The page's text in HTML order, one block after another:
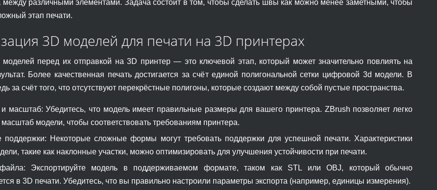
между различными элементами. Задача состоит в том, чтобы сделать швы как можно менее заметными, чтобы
этап печати.
3D моделей для печати на 3D принтерах
перед их отправкой на 3D принтер — это ключевой этап, который может значительно повлиять на
Более качественная печать достигается за счёт единой полигональной сетки цифровой 3d модели. В
за счёт того, что отсутствуют перекрёстные полигоны, которые создают между собой пустые пространства.
масштаб: Убедитесь, что модель имеет правильные размеры для вашего принтера. ZBrush позволяет легко
масштаб модели, чтобы соответствовать требованиям принтера.
поддержки: Некоторые сложные формы могут требовать поддержки для успешной печати. Характеристики
такие как наклонные участки, можно оптимизировать для улучшения устойчивости при печати.
Экспортируйте модель в поддерживаемом формате, таком как STL или OBJ, который обычно
в 3D печати. Убедитесь, что вы правильно настроили параметры экспорта (например, единицы измерения).